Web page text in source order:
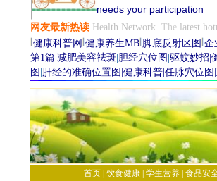
needs your participation
网友最新热读 Health Network The latest hot
健康科普网 健康养生MB 脚底反射区图 企
第1篇 减肥美容祛斑 胆经穴位图 驱蚊妙招
图 肝经的准确位置图 健康科普 任脉穴位图
首页 饮食健康 学生营养 食品安